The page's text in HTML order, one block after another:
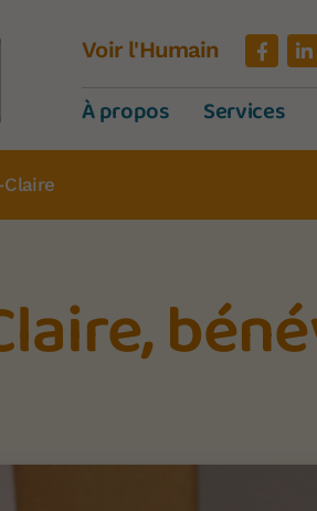
À propos Services
Voir l'Humain